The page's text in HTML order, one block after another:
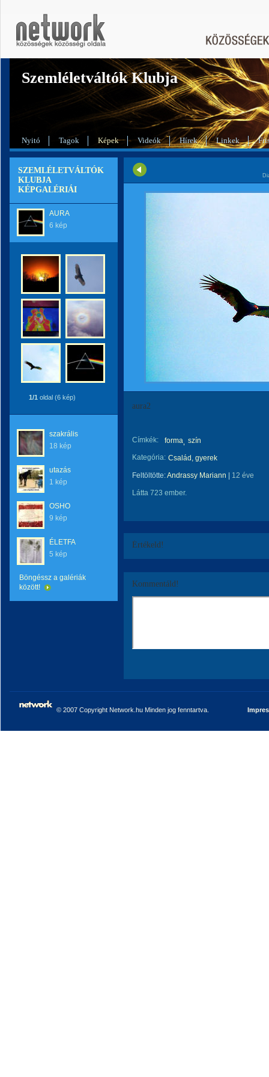
Szemléletváltók Klubja
Nyitó Tagok Képek Videók Hírek Linkek
SZEMLÉLETVÁLTÓK
KLUBJA
KÉPGALÉRIÁI
AURA
6 kép
1/1 oldal (6 kép)
szakrális
18 kép
utazás
1 kép
OSHO
9 kép
ÉLETFA
5 kép
Böngéssz a galériák
között!
aura2
Címkék: forma szín
Kategória: Család, gyerek
Feltöltötte:Andrassy Mariann 12 éve
Látta 723 ember.
Értékeld!
Kommentáld!
© 2007 Copyright Network.hu Minden jog fenntartva.